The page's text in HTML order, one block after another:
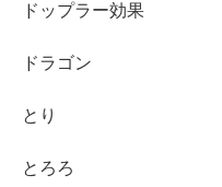
ドップラー効果
ドラゴン
とり
とろろ